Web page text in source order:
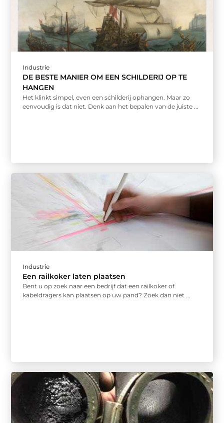
Industrie
DE BESTE MANIER OM EEN SCHILDERIJ OP TE
HANGEN
Het klinkt simpel, even een schilderij ophangen. Maar zo
eenvoudig is dat niet. Denk aan het bepalen van de juiste ...
Industrie
Een railkoker laten plaatsen
Bent u op zoek naar een bedrijf dat een railkoker of
kabeldragers kan plaatsen op uw pand? Zoek dan niet ...